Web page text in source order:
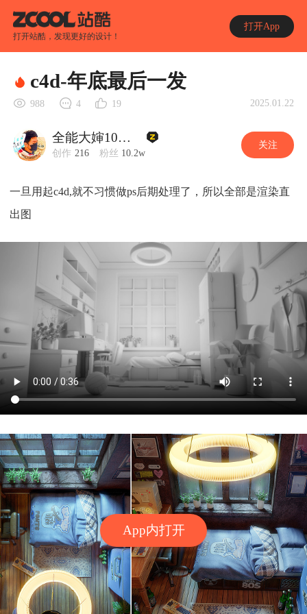
打开站酷，发现更好的设计！
打开App
App内打开
c4d-年底最后一发
988 4 19 2025.01.22
全能大婶10万粉
创作 216 粉丝 10.2w
关注
一旦用起c4d,就不习惯做ps后期处理了，所以全部是渲染直
出图